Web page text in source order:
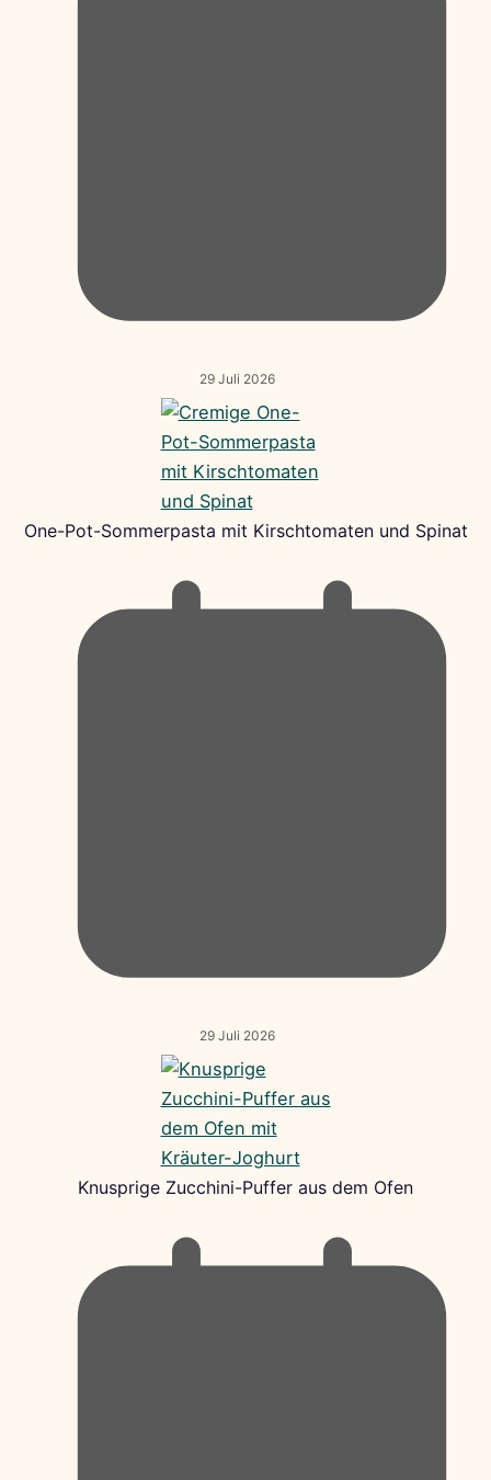
29 Juli 2026
One-Pot-Sommerpasta mit Kirschtomaten und Spinat
29 Juli 2026
Knusprige Zucchini-Puffer aus dem Ofen